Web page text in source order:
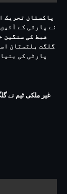
پاکستان تحریک
نے پارٹی کے
ضبط کی سنگین
گلگت بلتستان
پارٹی کی
غیر ملکی ٹیم نے